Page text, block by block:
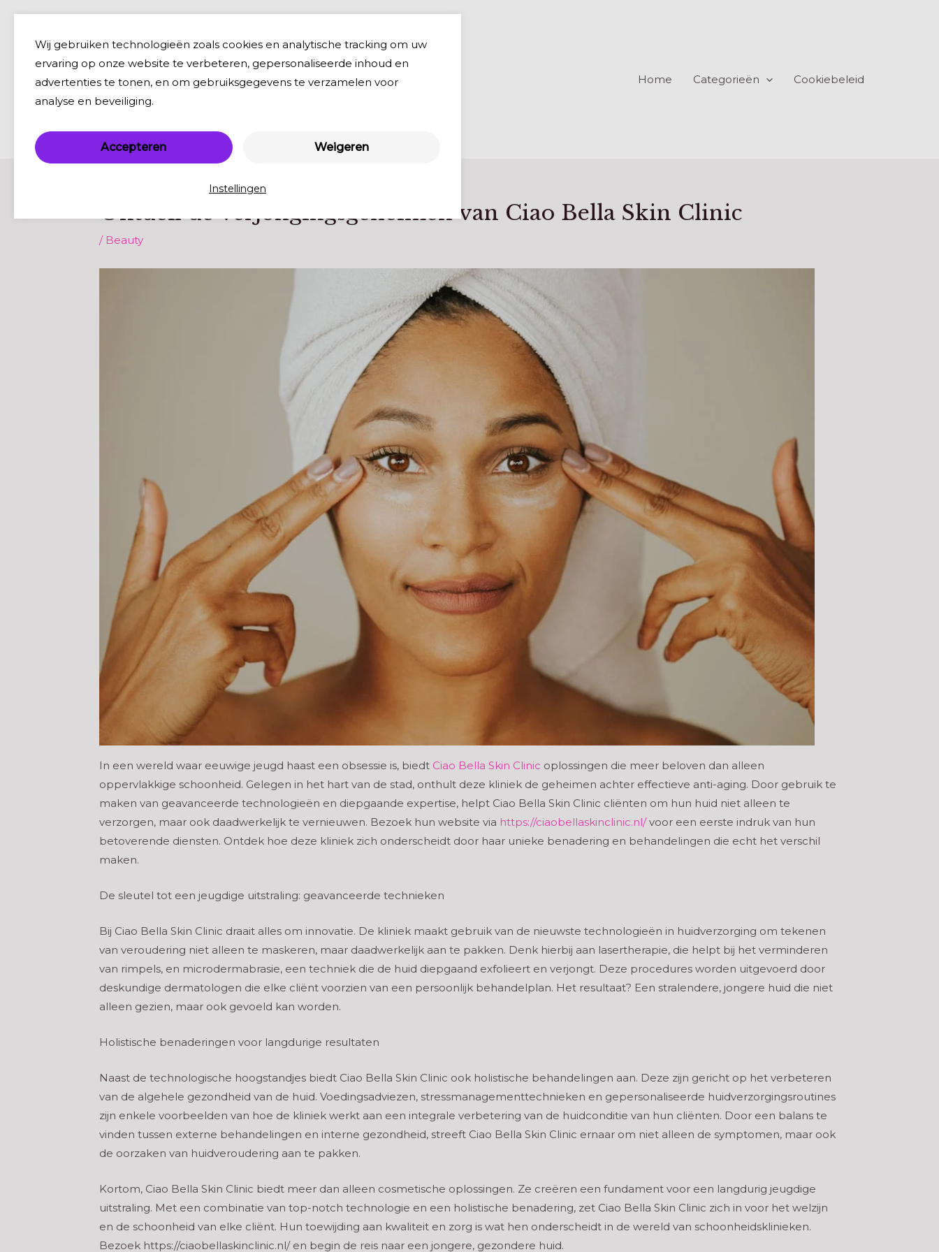
inhoud
Home
Categorieën Cookiebeleid
Ontdek de verjongingsgeheimen van Ciao Bella Skin Clinic
/ Beauty
In een wereld waar eeuwige jeugd haast een obsessie is, biedt Ciao Bella Skin Clinic oplossingen die meer beloven dan alleen
oppervlakkige schoonheid. Gelegen in het hart van de stad, onthult deze kliniek de geheimen achter effectieve anti-aging. Door gebruik te
maken van geavanceerde technologieën en diepgaande expertise, helpt Ciao Bella Skin Clinic cliënten om hun huid niet alleen te
verzorgen, maar ook daadwerkelijk te vernieuwen. Bezoek hun website via https://ciaobellaskinclinic.nl/voor een eerste indruk van hun
betoverende diensten. Ontdek hoe deze kliniek zich onderscheidt door haar unieke benadering en behandelingen die echt het verschil
maken.
De sleutel tot een jeugdige uitstraling: geavanceerde technieken
Bij Ciao Bella Skin Clinic draait alles om innovatie. De kliniek maakt gebruik van de nieuwste technologieën in huidverzorging om tekenen
van veroudering niet alleen te maskeren, maar daadwerkelijk aan te pakken. Denk hierbij aan lasertherapie, die helpt bij het verminderen
van rimpels, en microdermabrasie, een techniek die de huid diepgaand exfolieert en verjongt. Deze procedures worden uitgevoerd door
deskundige dermatologen die elke cliënt voorzien van een persoonlijk behandelplan. Het resultaat? Een stralendere, jongere huid die niet
alleen gezien, maar ook gevoeld kan worden.
Holistische benaderingen voor langdurige resultaten
Naast de technologische hoogstandjes biedt Ciao Bella Skin Clinic ook holistische behandelingen aan. Deze zijn gericht op het verbeteren
van de algehele gezondheid van de huid. Voedingsadviezen, stressmanagementtechnieken en gepersonaliseerde huidverzorgingsroutines
zijn enkele voorbeelden van hoe de kliniek werkt aan een integrale verbetering van de huidconditie van hun cliënten. Door een balans te
vinden tussen externe behandelingen en interne gezondheid, streeft Ciao Bella Skin Clinic ernaar om niet alleen de symptomen, maar ook
de oorzaken van huidveroudering aan te pakken.
Kortom, Ciao Bella Skin Clinic biedt meer dan alleen cosmetische oplossingen. Ze creëren een fundament voor een langdurig jeugdige
uitstraling. Met een combinatie van top-notch technologie en een holistische benadering, zet Ciao Bella Skin Clinic zich in voor het welzijn
en de schoonheid van elke cliënt. Hun toewijding aan kwaliteit en zorg is wat hen onderscheidt in de wereld van schoonheidsklinieken.
Bezoek https://ciaobellaskinclinic.nl/ en begin de reis naar een jongere, gezondere huid.
Wij gebruiken technologieën zoals cookies en analytische tracking om uw
ervaring op onze website te verbeteren, gepersonaliseerde inhoud en
advertenties te tonen, en om gebruiksgegevens te verzamelen voor
analyse en beveiliging.
Accepteren Weigeren
Instellingen